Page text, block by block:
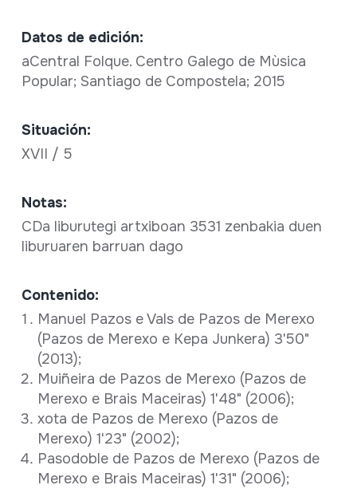
Datos de edición:
aCentral Folque. Centro Galego de Mùsica
Popular; Santiago de Compostela; 2015
Situación:
XVII / 5
Notas:
CDa liburutegi artxiboan 3531 zenbakia duen
liburuaren barruan dago
Contenido:
Manuel Pazos e Vals de Pazos de Merexo
(Pazos de Merexo e Kepa Junkera) 3'50"
(2013);
Muiñeira de Pazos de Merexo (Pazos de
Merexo e Brais Maceiras) 1'48" (2006);
xota de Pazos de Merexo (Pazos de
Merexo) 1'23" (2002);
Pasodoble de Pazos de Merexo (Pazos de
Merexo e Brais Maceiras) 1'31" (2006);